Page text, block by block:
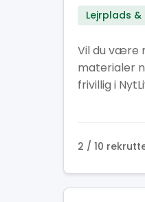
Lejrplads &
Vil du være
materialer
frivillig i
stedet for
2 / 10